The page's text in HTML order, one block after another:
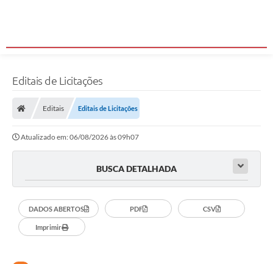
Editais de Licitações
Editais Editais de Licitações
Atualizado em: 06/08/2026 às 09h07
BUSCA DETALHADA
DADOS ABERTOS PDF CSV
Imprimir